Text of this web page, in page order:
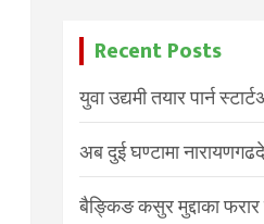
Recent Posts
युवा उद्यमी तयार पार्न
अब दुई घण्टामा
बैङ्किङ कसुर मुद्दाका फरार